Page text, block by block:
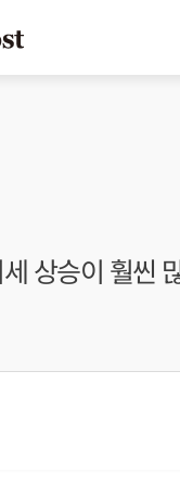
상승이 훨씬